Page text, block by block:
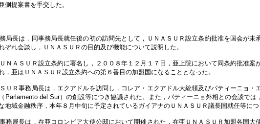
側提案書を手交した。
局長は，同事務局長就任後の初の訪問先として，ＵＮＡＳＵＲ設立条約批准を国会が
れ会談し，ＵＮＡＳＵＲの目的及び機能について説明した。
ＮＡＳＵＲ設立条約に署名し，２００８年１２月１７日，亜上院において同条約批准
亜はＵＮＡＳＵＲ設立条約への第６番目の加盟国になることとなった。
ＵＲ事務局長は，エクアドルを訪問し，コレア・エクアドル大統領及びパティーニョ
Parlamento del Sur）の創設等につき協議された。また，パティーニョ外相との会談で
地域金融秩序，本年８月中旬に予定されているガイアナのＵＮＡＳＵＲ議長国就任等につ
務局長は，在亜コロンビア大使公邸において開催された，在亜ＵＮＡＳＵＲ加盟各国